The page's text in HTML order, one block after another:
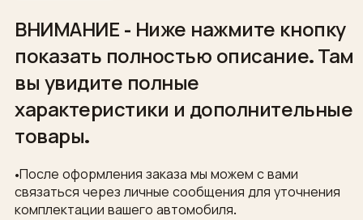
ВНИМАНИЕ - Ниже нажмите кнопку
показать полностью описание. Там
вы увидите полные
характеристики и дополнительные
товары.
•После оформления заказа мы можем с вами
связаться через личные сообщения для уточнения
комплектации вашего автомобиля.